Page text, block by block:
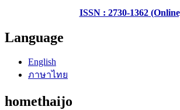
ISSN : 2730-1362
Language
English
ภาษาไทย
homethaijo